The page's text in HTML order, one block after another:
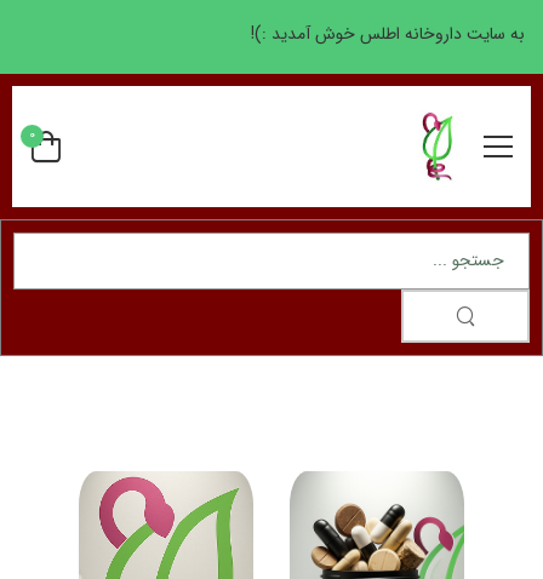
به سایت داروخانه اطلس خوش آمدید :)!
0